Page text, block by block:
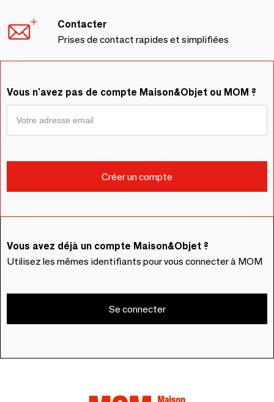
Contacter
Prises de contact rapides et simplifiées
Vous n'avez pas de compte Maison&Objet ou MOM ?
Vous avez déjà un compte Maison&Objet ?
Utilisez les mêmes identifiants pour vous connecter à MOM
Se connecter